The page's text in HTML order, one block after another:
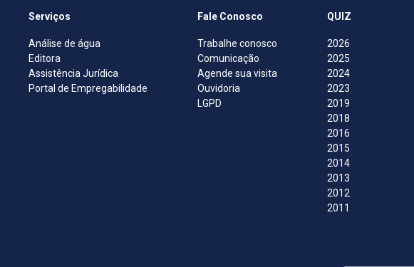
Serviços
Análise de água
Editora
Assistência Jurídica
Portal de Empregabilidade
Fale Conosco
Trabalhe conosco
Comunicação
Agende sua visita
Ouvidoria
LGPD
QUIZ
2026
2025
2024
2023
2019
2018
2016
2015
2014
2013
2012
2011